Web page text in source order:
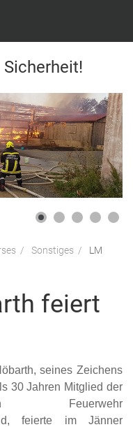
Sonstiges
LM
feiert
seines Zeichens
30 Jahren Mitglied der
Feuerwehr
feierte im Jänner